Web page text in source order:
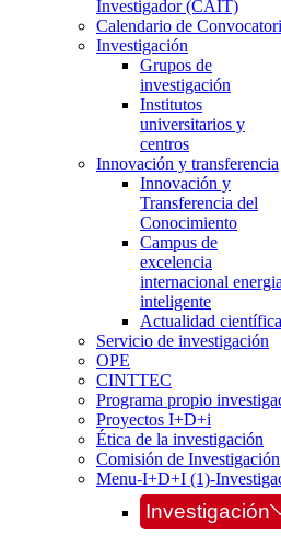
Investigador (CAIT)
Calendario de
Investigación
Grupos de
investigación
Institutos
universitarios y
centros
Innovación y transferencia
Innovación y
Transferencia del
Conocimiento
Campus de
excelencia
internacional energia
inteligente
Actualidad científica
Servicio de investigación
OPE
CINTTEC
Programa propio
Proyectos I+D+i
Ética de la investigación
Comisión de Investigación
Menu-I+D+I (1)-
Investigación